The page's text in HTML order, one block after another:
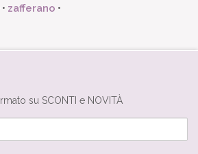
• zafferano •
su SCONTI e NOVITÀ